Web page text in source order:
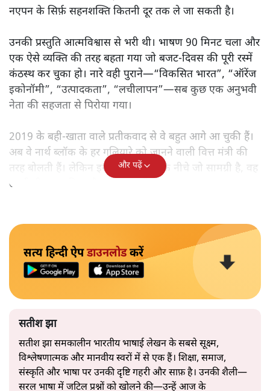
लेकिन क्या वह देहलीज़ पार कर पाया? नीतिगत झिझक, अधूरे सुधार
और ठहरे फैसलों के बीच बजट की आलोचनात्मक समीक्षा पढ़िए।
निर्मला सीतारमण जब 1 फ़रवरी2026 को अपना नौवाँ केंद्रीय
बजट पेश करने उठीं तो वे आसानी से रिकॉर्ड बुक में दर्ज हो गईं।
नएपन के सिर्फ़ सहनशक्ति कितनी दूर तक ले जा सकती है।
उनकी प्रस्तुति आत्मविश्वास से भरी थी। भाषण 90 मिनट चला और
एक ऐसे व्यक्ति की तरह बहता गया जो बजट‑दिवस की पूरी रस्में
नेता की सहजता से पिरोया गया।
2019 के बही‑खाता वाले प्रतीकवाद से वे बहुत आगे आ चुकी हैं।
अब वे नार्थ ब्लॉक के हर गलियारे को जानने वाली वित्त मंत्री की
तरह बोलती हैं। लेकिन इस आत्मविश्वास के नीचे जो सामग्री है, वह
सत्य हिन्दी ऐपडाउनलोडकरें